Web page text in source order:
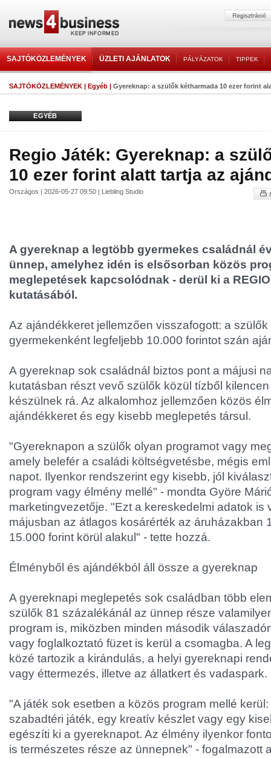
SAJTÓKÖZLEMÉNYEK ÜZLETI AJÁNLATOK PÁLYÁZATOK TIPPEK
SAJTÓKÖZLEMÉNYEK | Egyéb | Gyereknap: a szülők kétharmada 10 ezer forint
EGYÉB
Regio Játék: Gyereknap: a
10 ezer forint alatt tartja az
Országos | 2026-05-27 09:50 | Liebling Studio
A gyereknap a legtöbb gyermekes családnál
ünnep, amelyhez idén is elsősorban közös
meglepetések kapcsolódnak - derül ki a
kutatásából.
Az ajándékkeret jellemzően visszafogott: a
gyermekenként legfeljebb 10.000 forintot szán
A gyereknap sok családnál biztos pont a májusi
kutatásban részt vevő szülők közül tízből
készülnek rá. Az alkalomhoz jellemzően közös
ajándékkeret és egy kisebb meglepetés társul.
"Gyereknapon a szülők olyan programot vagy
amely belefér a családi költségvetésbe, mégis
napot. Ilyenkor rendszerint egy kisebb, jól
program vagy élmény mellé" - mondta Györe
marketingvezetője. "Ezt a kereskedelmi adatok is
májusban az átlagos kosárérték az áruházakban
15.000 forint körül alakul" - tette hozzá.
Élményből és ajándékból áll össze a gyereknap
A gyereknapi meglepetés sok családban több
szülők 81 százalékánál az ünnep része
program is, miközben minden második
vagy foglalkoztató füzet is kerül a csomagba. A
közé tartozik a kirándulás, a helyi gyereknapi
vagy éttermezés, illetve az állatkert és vadaspark.
"A játék sok esetben a közös program mellé
szabadtéri játék, egy kreatív készlet vagy egy
egészíti ki a gyereknapot. Az élmény ilyenkor
is természetes része az ünnepnek" - fogalmazott